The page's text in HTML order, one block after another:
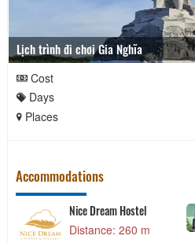
Lịch trình đi chơi Gia Nghĩa
Cost
Days
Places
Accommodations
Nice Dream Hostel
Distance: 260 m